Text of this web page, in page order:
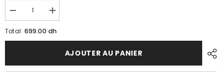
Diminuer
la
quantité
-
Augmenter
la
quantité
Starter
-
Total: 699.00 dh
AJOUTER AU PANIER